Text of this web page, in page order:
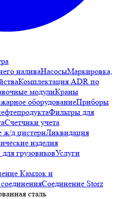
наливаНасосыМаркировка,
Комплектация ADR по
модулиКраны
оборудованиеПриборы
Фильтры для
Счетчики учета
ж/д цистернЛиквидация
изделия
грузовиковУслуги
Камлок и
Соединение Storz
сталь